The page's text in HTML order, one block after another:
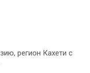
регион Кахети с